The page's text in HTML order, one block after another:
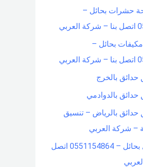
حشرات بحائل –
بحائل –
بالخرج
بالدوادمي
بالرياض – تنسيق
– شركة العربي
شركة شيول بحائل – 0551154864 اتصل